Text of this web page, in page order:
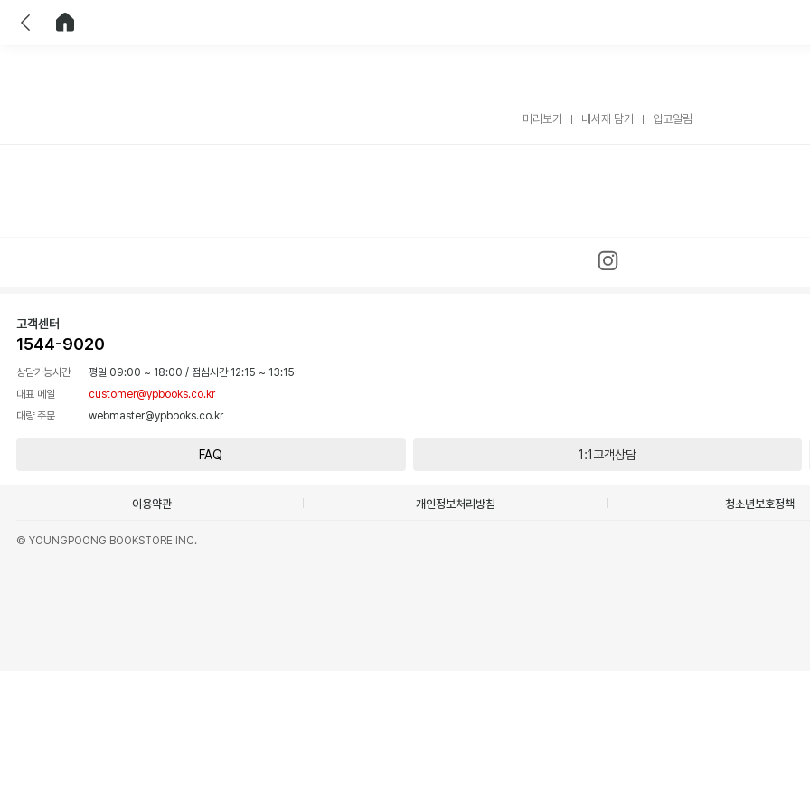
미리보기 내서재 담기 입고알림
고객센터
1544-9020
상담가능시간 평일 09:00 ~ 18:00 / 점심시간 12:15 ~ 13:15
대표 메일
customer@ypbooks.co.kr
대량 주문
webmaster@ypbooks.co.kr
FAQ 1:1고객상담
이용약관 개인정보처리방침 청소년보호정책
© YOUNGPOONG BOOKSTORE INC.